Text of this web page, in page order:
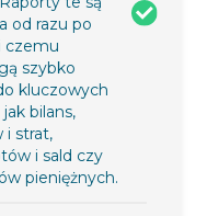
od razu po
czemu
szybko
kluczowych
bilans,
i strat,
i sald czy
pieniężnych.